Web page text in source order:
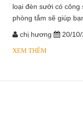
loại đèn sưởi có công
phòng tắm sẽ giúp
chị hương 20/
XEM THÊM